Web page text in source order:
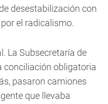
desestabilización con
el radicalismo.
La Subsecretaría de
conciliación obligatoria
pasaron camiones
que llevaba